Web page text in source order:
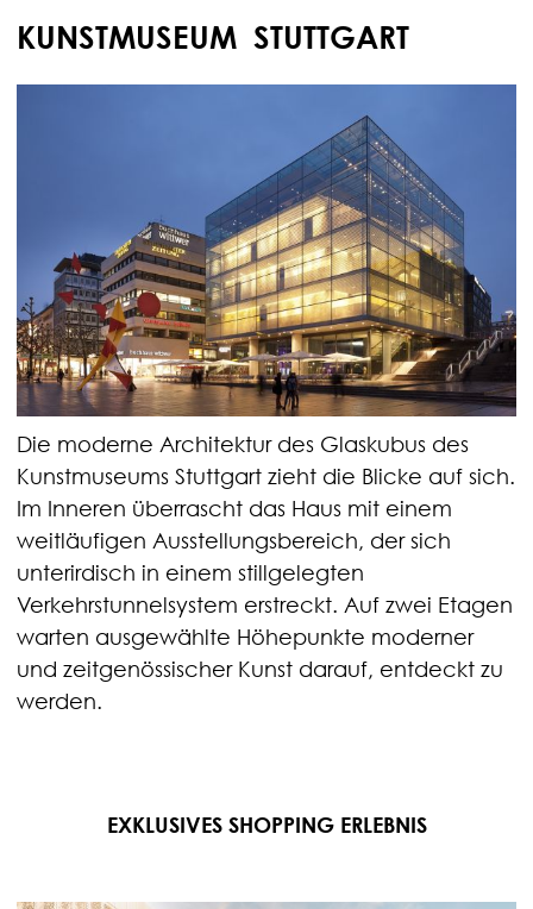
KUNSTMUSEUM STUTTGART
Die moderne Architektur des Glaskubus des
Kunstmuseums Stuttgart zieht die Blicke auf sich.
Im Inneren überrascht das Haus mit einem
weitläufigen Ausstellungsbereich, der sich
unterirdisch in einem stillgelegten
Verkehrstunnelsystem erstreckt. Auf zwei Etagen
warten ausgewählte Höhepunkte moderner
und zeitgenössischer Kunst darauf, entdeckt zu
werden.
EXKLUSIVES SHOPPING ERLEBNIS